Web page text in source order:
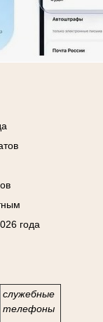
года
служебные
телефоны